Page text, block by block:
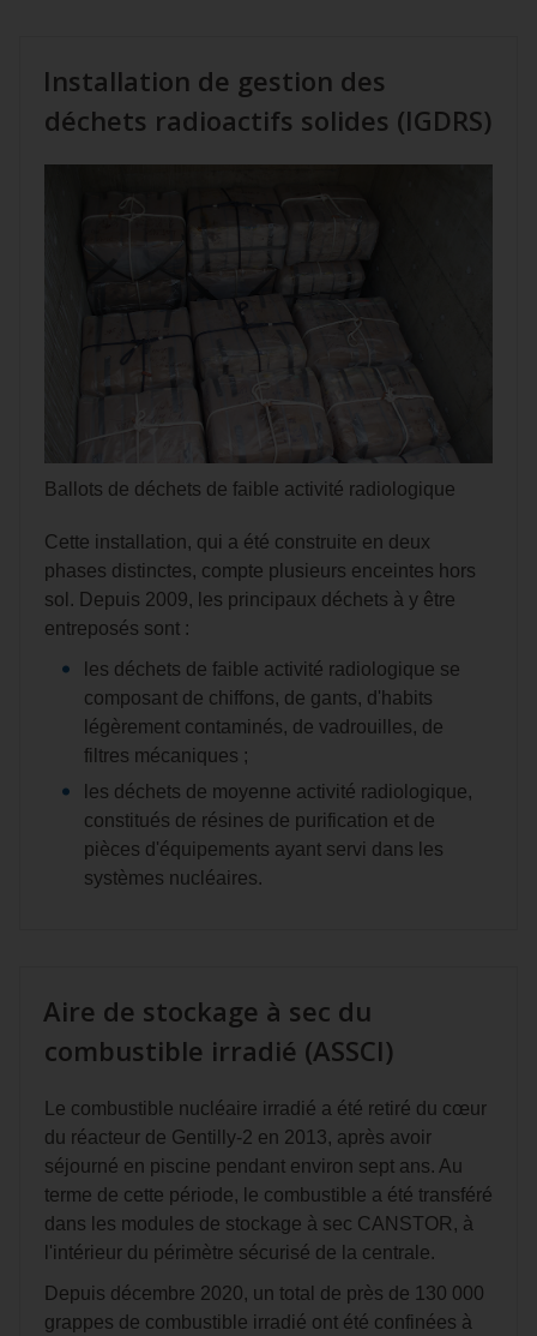
Installation de gestion des
déchets radioactifs solides (IGDRS)
Ballots de déchets de faible activité radiologique
Cette installation, qui a été construite en deux
phases distinctes, compte plusieurs enceintes hors
sol. Depuis 2009, les principaux déchets à y être
entreposés sont :
les déchets de faible activité radiologique se
composant de chiffons, de gants, d'habits
légèrement contaminés, de vadrouilles, de
filtres mécaniques ;
les déchets de moyenne activité radiologique,
constitués de résines de purification et de
pièces d'équipements ayant servi dans les
systèmes nucléaires.
Aire de stockage à sec du
combustible irradié (ASSCI)
Le combustible nucléaire irradié a été retiré du cœur
du réacteur de Gentilly‑2 en 2013, après avoir
séjourné en piscine pendant environ sept ans. Au
terme de cette période, le combustible a été transféré
dans les modules de stockage à sec CANSTOR, à
l'intérieur du périmètre sécurisé de la centrale.
Depuis décembre 2020, un total de près de 130 000
grappes de combustible irradié ont été confinées à